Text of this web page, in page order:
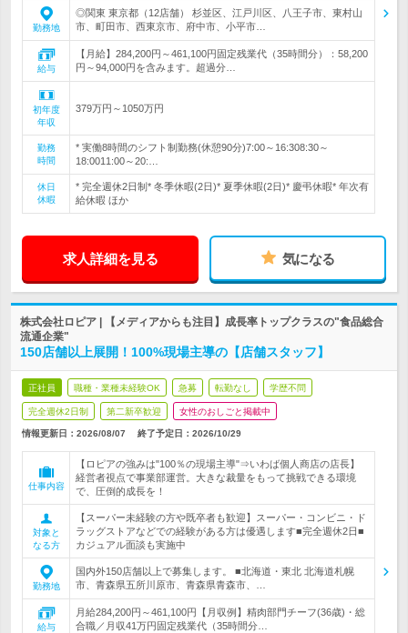
勤務地
◎関東 東京都（12店舗） 杉並区、江戸川区、八王子市、東村山
市、町田市、西東京市、府中市、小平市…
給与
【月給】284,200円～461,100円固定残業代（35時間分）：58,200
円～94,000円を含みます。超過分…
初年度
年収
379万円～1050万円
勤務
時間
* 実働8時間のシフト制勤務(休憩90分)7:00～16:308:30～
18:0011:00～20:…
休日
休暇
* 完全週休2日制* 冬季休暇(2日)* 夏季休暇(2日)* 慶弔休暇* 年次有
給休暇 ほか
求人詳細を見る 気になる
株式会社ロピア | 【メディアからも注目】成長率トップクラスの"食品総合
流通企業"
150店舗以上展開！100%現場主導の【店舗スタッフ】
正社員 職種・業種未経験OK 急募 転勤なし 学歴不問
完全週休2日制 第二新卒歓迎 女性のおしごと掲載中
情報更新日：2026/08/07 終了予定日： 2026/10/29
仕事内容
【ロピアの強みは"100％の現場主導"⇒いわば個人商店の店長】
経営者視点で事業部運営。大きな裁量をもって挑戦できる環境
で、圧倒的成長を！
対象と
なる方
【スーパー未経験の方や既卒者も歓迎】スーパー・コンビニ・ド
ラッグストアなどでの経験がある方は優遇します■完全週休2日■
カジュアル面談も実施中
勤務地
国内外150店舗以上で募集します。 ■北海道・東北 北海道札幌
市、青森県五所川原市、青森県青森市、…
給与
月給284,200円～461,100円【月収例】精肉部門チーフ(36歳)・総
合職／月収41万円固定残業代（35時間分…